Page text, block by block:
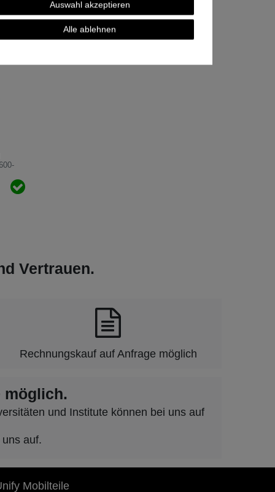
Vertrauen.
Rechnungskauf auf Anfrage möglich
möglich.
und Institute können bei uns auf
auf.
Mobilteile
Auswahl akzeptieren
Alle ablehnen